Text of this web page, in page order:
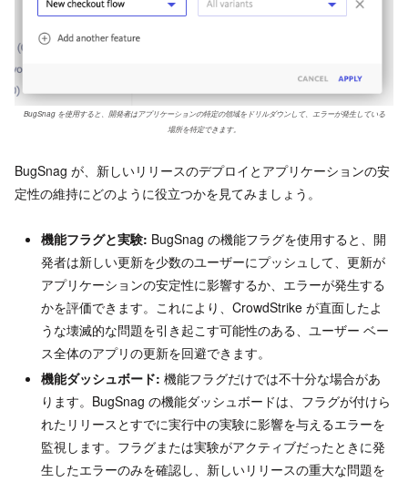
BugSnag を使用すると、開発者はアプリケーションの特定の領域をドリルダウンして、エラーが発生している
場所を特定できます。
BugSnag が、新しいリリースのデプロイとアプリケーションの安
定性の維持にどのように役立つかを見てみましょう。
機能フラグと実験: BugSnag の機能フラグを使用すると、開
発者は新しい更新を少数のユーザーにプッシュして、更新が
アプリケーションの安定性に影響するか、エラーが発生する
かを評価できます。これにより、CrowdStrike が直面したよ
うな壊滅的な問題を引き起こす可能性のある、ユーザー ベー
ス全体のアプリの更新を回避できます。
機能ダッシュボード: 機能フラグだけでは不十分な場合があ
ります。BugSnag の機能ダッシュボードは、フラグが付けら
れたリリースとすでに実行中の実験に影響を与えるエラーを
監視します。フラグまたは実験がアクティブだったときに発
生したエラーのみを確認し、新しいリリースの重大な問題を